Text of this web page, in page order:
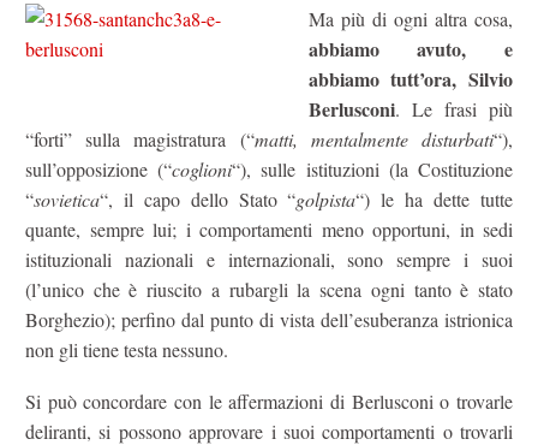
Ma più di ogni altra cosa,
abbiamo avuto, e
abbiamo tutt’ora, Silvio
Berlusconi. Le frasi più
“forti” sulla magistratura (“matti, mentalmente disturbati“),
sull’opposizione (“coglioni“), sulle istituzioni (la Costituzione
“sovietica“, il capo dello Stato “golpista“) le ha dette tutte
quante, sempre lui; i comportamenti meno opportuni, in sedi
istituzionali nazionali e internazionali, sono sempre i suoi
(l’unico che è riuscito a rubargli la scena ogni tanto è stato
Borghezio); perfino dal punto di vista dell’esuberanza istrionica
non gli tiene testa nessuno.
Si può concordare con le affermazioni di Berlusconi o trovarle
deliranti, si possono approvare i suoi comportamenti o trovarli